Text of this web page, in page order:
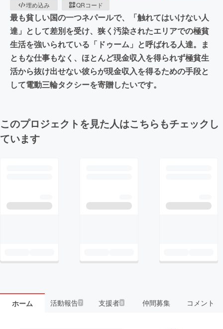
埋め込み
QRコード
最も貧しい国の一つネパールで、「触れてはいけない人
達」として差別を受け、狭く汚染されたエリアでの極貧
生活を強いられている「ドゥーム」と呼ばれる人達。ま
ともな仕事もなく、ほとんど現金収入を得られず極貧生
活から抜け出せない彼らが現金収入を得るための手段と
して電動三輪タクシーを寄贈したいです。
このプロジェクトを見た人はこちらもチェックし
ています
ホーム 活動報告7 支援者8 仲間募集 コメント